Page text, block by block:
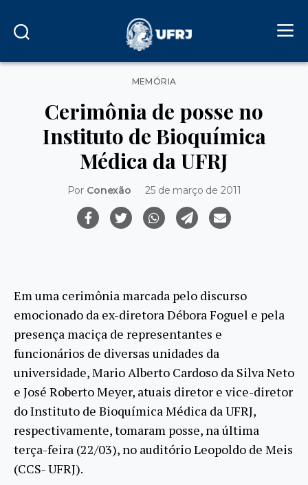
Categorias
MEMÓRIA
Cerimônia de posse no
Instituto de Bioquímica
Médica da UFRJ
Por Conexão 25 de março de 2011
Em uma cerimônia marcada pelo discurso
emocionado da ex-diretora Débora Foguel e pela
presença maciça de representantes e
funcionários de diversas unidades da
universidade, Mario Alberto Cardoso da Silva Neto
e José Roberto Meyer, atuais diretor e vice-diretor
do Instituto de Bioquímica Médica da UFRJ,
respectivamente, tomaram posse, na última
terça-feira (22/03), no auditório Leopoldo de Meis
(CCS- UFRJ).